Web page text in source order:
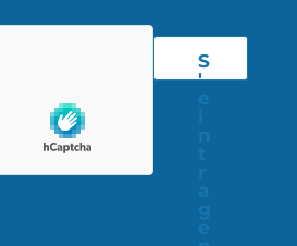
S
'